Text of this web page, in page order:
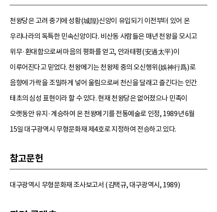
천왕당은 고려 중기에 성황(城隍)신앙이 유입되기 이전부터 있어 온
우리나라의 독특한 민속신앙이다. 비산동 사람들은 매년 천왕을 모시고
위무·환대함으로써 마음의 평화를 얻고, 안과태평(安過太平)이
이루어진다고 믿었다. 천왕메기는 천왕제 중의 오신행위(娛神行爲)로
음향에 가락을 조밀하게 넣어 울림으로써 천신을 달래고 즐긴다는 인간
태초의 심성 표현이라 할 수 있다. 현재 천왕당은 없어졌으나 민족이
오랫동안 유지·계승하여 온 천왕메기를 전통예술로 인정, 1989년 6월
15일 대구광역시 무형문화재 제4호로 지정하여 전승하고 있다.
참고문헌
대구광역시 무형문화재 조사보고서 (김택규, 대구광역시, 1989)